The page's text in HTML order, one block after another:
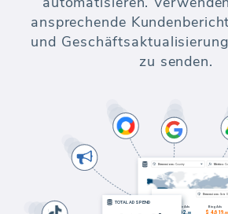
ansprechende
und
zu senden.